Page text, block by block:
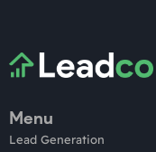
Menu
Lead Generation